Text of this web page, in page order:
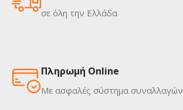
σε όλη την Ελλάδα
Πληρωμή Online
Με ασφαλές σύστημα συναλλαγών